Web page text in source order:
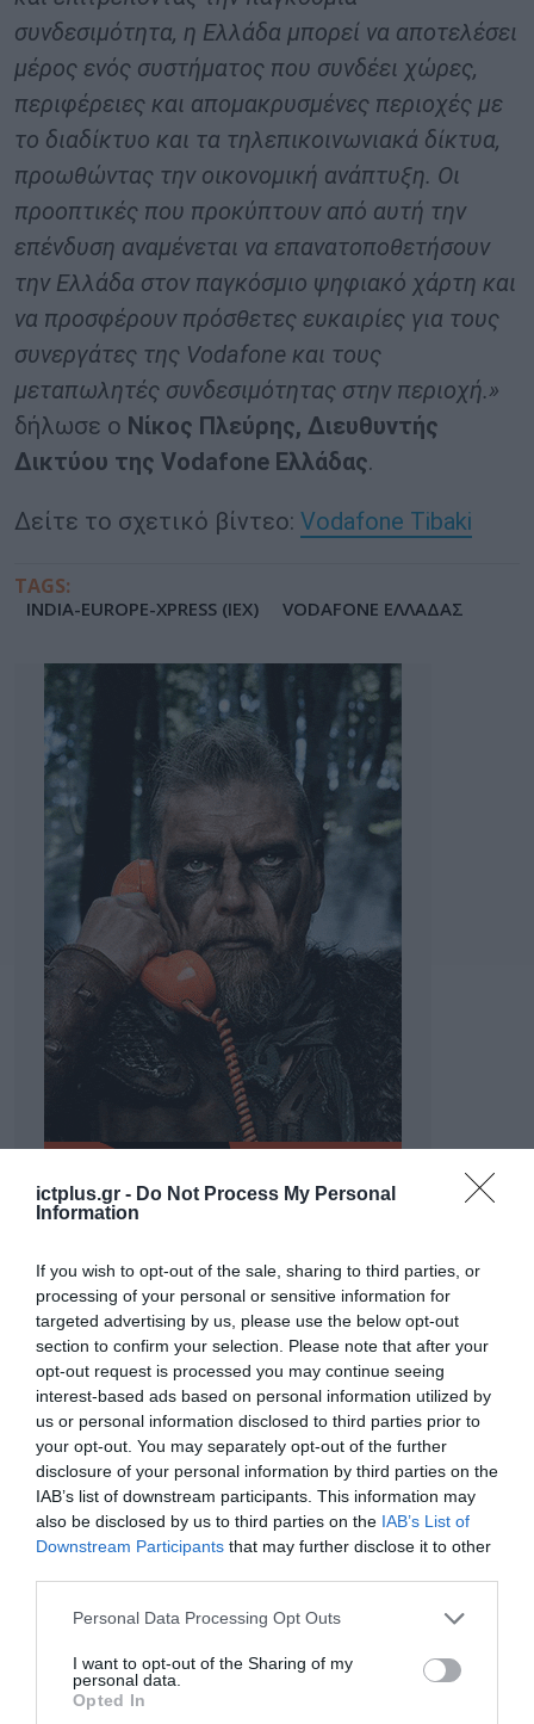
ictplus.gr - Do Not Process My Personal
Information
If you wish to opt-out of the sale, sharing to third parties, or
processing of your personal or sensitive information for
targeted advertising by us, please use the below opt-out
section to confirm your selection. Please note that after your
opt-out request is processed you may continue seeing
interest-based ads based on personal information utilized by
us or personal information disclosed to third parties prior to
your opt-out. You may separately opt-out of the further
disclosure of your personal information by third parties on the
IAB’s list of downstream participants. This information may
also be disclosed by us to third parties on the IAB’s List of
Downstream Participants that may further disclose it to other
Please note that this website/app uses one or more Google
not limited to your visit or usage behaviour. You may click to
grant or deny consent to Google and its third-party tags to
use your data for below specified purposes in below Google
Personal Data Processing Opt Outs
I want to opt-out of the Sharing of my
personal data.
Opted In
συνδεσιμότητα, η Ελλάδα μπορεί να αποτελέσει
μέρος ενός συστήματος που συνδέει χώρες,
περιφέρειες και απομακρυσμένες περιοχές με
το διαδίκτυο και τα τηλεπικοινωνιακά δίκτυα,
προωθώντας την οικονομική ανάπτυξη. Οι
προοπτικές που προκύπτουν από αυτή την
επένδυση αναμένεται να επανατοποθετήσουν
την Ελλάδα στον παγκόσμιο ψηφιακό χάρτη και
να προσφέρουν πρόσθετες ευκαιρίες για τους
συνεργάτες της Vodafone και τους
μεταπωλητές συνδεσιμότητας στην περιοχή.»
δήλωσε ο Νίκος Πλεύρης, Διευθυντής
Δικτύου της Vodafone Ελλάδας.
Δείτε το σχετικό βίντεο: Vodafone Tibaki
TAGS:
INDIA-EUROPE-XPRESS (IEX) VODAFONE ΕΛΛΑΔΑΣ
ΡΟΗ ΕΙΔΗΣΕΩΝ
Το χρηματοδοτούμενο
από την ΕΕ έργο “The
Gaming Police”
ενισχύει την ασφάλεια
των παιδιών στο
διαδίκτυο
31.07.2026
ΑΑΔΕ: Διευκρινίσεις
για τα πρόστιμα σε
παραβάσεις που
αφορούν τους ΦΗΜ
31.07.2026